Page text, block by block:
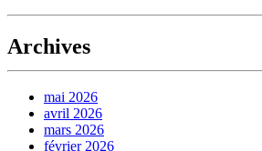
Archives
mai 2026
avril 2026
mars 2026
février 2026